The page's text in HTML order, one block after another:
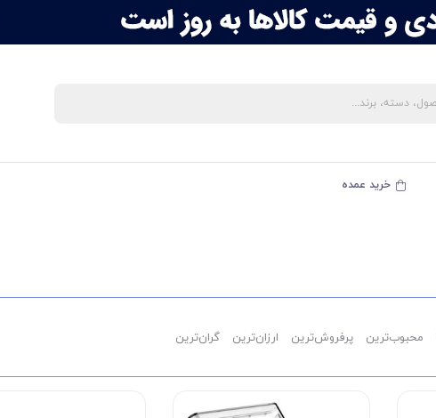
خرید عمده
محبوب‌‌ترین پرفروش‌ترین ارزان‌ترین گران‌ترین